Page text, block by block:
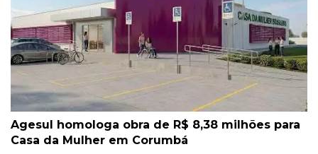
Agesul homologa obra de R$ 8,38 milhões para
Casa da Mulher em Corumbá